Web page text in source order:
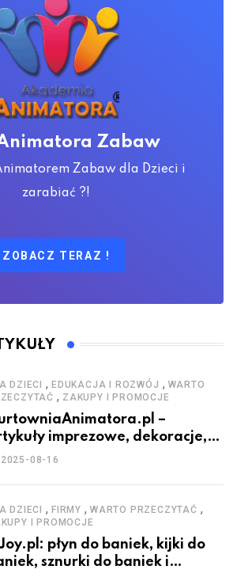
Zabaw
Zabaw dla Dzieci i
zarabiać ?!
ZOBACZ TERAZ !
DZIECI , EDUKACJA I ROZWÓJ , WARTO
, ZAKUPY I PROMOCJE
–
imprezowe, dekoracje,
i akcesoria dla animatorów
2025-08-16
DZIECI , FIRMY , WARTO PRZECZYTAĆ ,
I PROMOCJE
płyn do baniek, kijki do
sznurki do baniek i